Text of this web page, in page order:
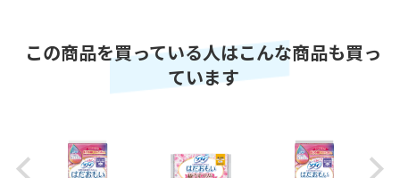
この商品を買っている人はこんな商品も買っ
ています
Previous Next